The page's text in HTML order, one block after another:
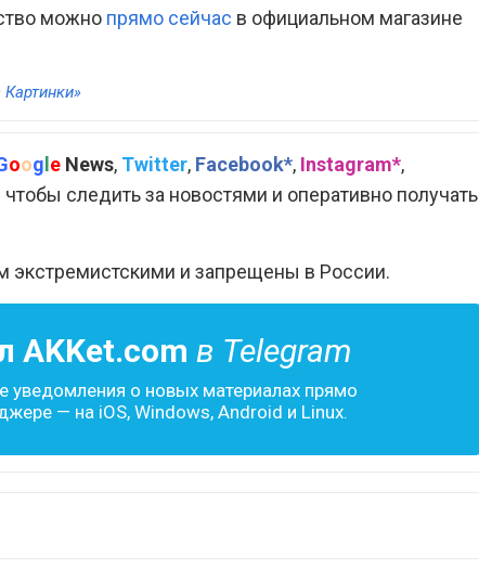
можно прямо сейчас в официальном магазине
oog e News, Twitter, Facebook*, Instagram*,
чтобы следить за новостями и оперативно получать
и запрещены в России.
AKKet.com в Telegram
уведомления о новых материалах прямо
— на iOS, Windows, Android и Linux.